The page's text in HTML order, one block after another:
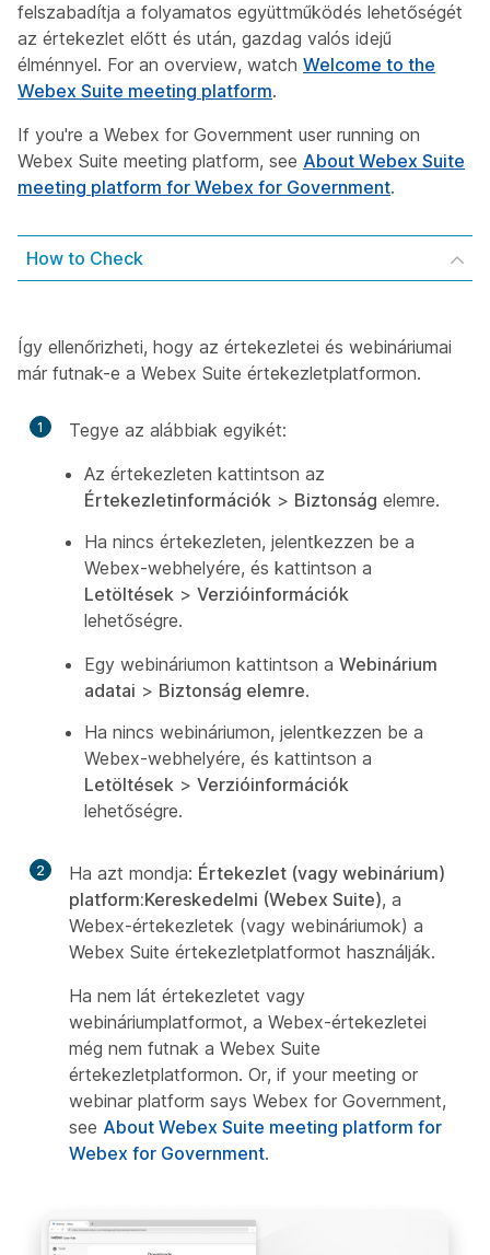
felszabadítja a folyamatos együttműködés lehetőségét
az értekezlet előtt és után, gazdag valós idejű
élménnyel. For an overview, watch Welcome to the
Webex Suite meeting platform.
If you're a Webex for Government user running on
Webex Suite meeting platform, see About Webex Suite
meeting platform for Webex for Government.
How to Check
Így ellenőrizheti, hogy az értekezletei és webináriumai
már futnak-e a Webex Suite értekezletplatformon.
1
Tegye az alábbiak egyikét:
Az értekezleten kattintson az
Értekezletinformációk > Biztonság elemre.
Ha nincs értekezleten, jelentkezzen be a
Webex-webhelyére, és kattintson a
Letöltések > Verzióinformációk
lehetőségre.
Egy webináriumon kattintson a Webinárium
adatai > Biztonság elemre.
Ha nincs webináriumon, jelentkezzen be a
Webex-webhelyére, és kattintson a
Letöltések > Verzióinformációk
lehetőségre.
2 Ha azt mondja: Értekezlet (vagy webinárium)
platform:Kereskedelmi (Webex Suite), a
Webex-értekezletek (vagy webináriumok) a
Webex Suite értekezletplatformot használják.
Ha nem lát értekezletet vagy
webináriumplatformot, a Webex-értekezletei
még nem futnak a Webex Suite
értekezletplatformon. Or, if your meeting or
webinar platform says Webex for Government,
see About Webex Suite meeting platform for
Webex for Government.